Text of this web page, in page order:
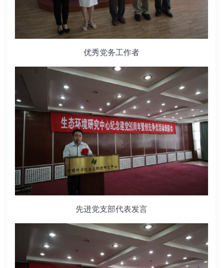
优秀党务工作者
先进党支部代表发言